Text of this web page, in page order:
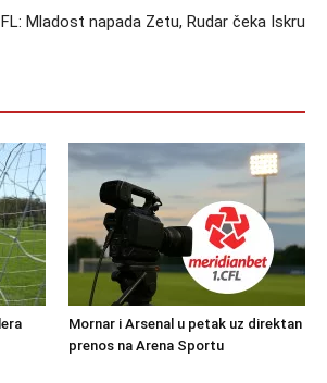
Mladost napada Zetu, Rudar čeka Iskru
Mornar i Arsenal u petak uz direktan
prenos na Arena Sportu